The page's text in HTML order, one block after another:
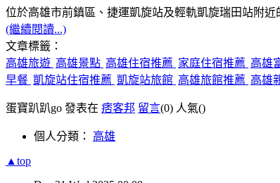
位於高雄市前鎮區、捷運凱旋站及輕軌凱旋瑞田站附近
(繼續閱讀...)
文章標籤：
高雄旅遊 高雄景點 高雄住宿推薦 家庭住宿推薦 高雄
早餐 凱旋站住宿推薦 凱旋站旅館 高雄旅館推薦 高雄
蛋寶趴趴go 發表在 痞客邦 留言(0) 人氣()
個人分類： 高雄
▲top